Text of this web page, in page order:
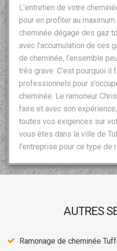
L’entretien de votre
pour en profiter au
cheminée dégage des gaz
avec l’accumulation de ces
de cheminée, l’ensemble
très grave. C’est pourquoi il
professionnels pour
cheminée. Le ramoneur
faire et avec son
toutes vos exigences sur
vous êtes dans la ville de
l’entreprise pour ce type de
AUTRES
Ramonage de cheminée